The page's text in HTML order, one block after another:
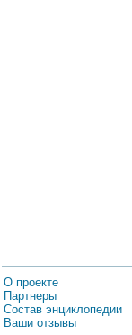
О проекте
Партнеры
Состав энциклопедии
Ваши отзывы